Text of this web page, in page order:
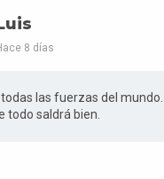
8 días
las fuerzas del
todo saldrá bien.